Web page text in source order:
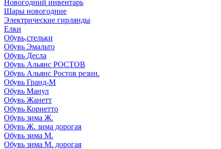
Новогодний инвентарь
Шары новогодние
Электрические гирлянды
Елки
Обувь,стельки
Обувь Эмальто
Обувь Десла
Обувь Альянс РОСТОВ
Обувь Альянс Ростов резин.
Обувь Гранд-М
Обувь Манул
Обувь Жанетт
Обувь Корнетто
Обувь зима Ж.
Обувь Ж. зима дорогая
Обувь зима М.
Обувь зима М. дорогая